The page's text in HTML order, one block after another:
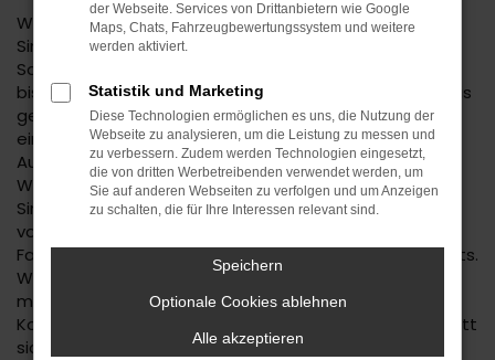
Wenn Sie einen zuverlässigen Mobilitätspartner für
Sindelfingen suchen, empfehlen wir Ihnen einen Kia
Sorento Gebrauchtwagen. Dieses Modell hat in jeder
bisherigen Generation seine Langlebigkeit unter Beweis
gestellt und befindet sich längst auf dem Weg zu
einem Klassiker. Kennzeichnend ist das hohe
Ausstattungslevel sowie die Effizienz der Motoren.
Wenn Sie Ihren Kia Sorento Gebrauchtwagen für
Sindelfingen im Autohaus Daub kaufen, profitieren Sie
von unseren hohen Qualitätsmaßstäben. Jedes
Fahrzeug unterläuft vor dem Verkauf eine Fülle an Tests.
Wir sind erst dann zufrieden, wenn keinerlei Mängel
mehr existieren und stellen dies durch die hohe
Kompetenz und Erfahrung unserer Kfz-Meisterwerkstatt
sicher.
der Webseite. Services von Drittanbietern wie Google
Maps, Chats, Fahrzeugbewertungssystem und weitere
werden aktiviert.
Statistik und Marketing
Diese Technologien ermöglichen es uns, die Nutzung der
Webseite zu analysieren, um die Leistung zu messen und
zu verbessern. Zudem werden Technologien eingesetzt,
die von dritten Werbetreibenden verwendet werden, um
Sie auf anderen Webseiten zu verfolgen und um Anzeigen
zu schalten, die für Ihre Interessen relevant sind.
Speichern
Optionale Cookies ablehnen
Alle akzeptieren